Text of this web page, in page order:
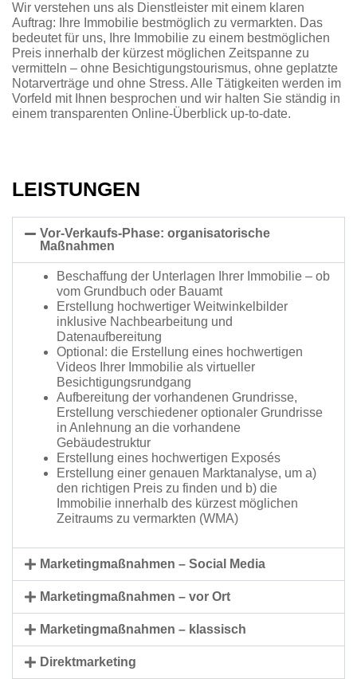
Wir verstehen uns als Dienstleister mit einem klaren
Auftrag: Ihre Immobilie bestmöglich zu vermarkten. Das
bedeutet für uns, Ihre Immobilie zu einem bestmöglichen
Preis innerhalb der kürzest möglichen Zeitspanne zu
vermitteln – ohne Besichtigungstourismus, ohne geplatzte
Notarverträge und ohne Stress. Alle Tätigkeiten werden im
Vorfeld mit Ihnen besprochen und wir halten Sie ständig in
einem transparenten Online-Überblick up-to-date.
LEISTUNGEN
Vor-Verkaufs-Phase: organisatorische
Maßnahmen
Beschaffung der Unterlagen Ihrer Immobilie – ob
vom Grundbuch oder Bauamt
Erstellung hochwertiger Weitwinkelbilder
inklusive Nachbearbeitung und
Datenaufbereitung
Optional: die Erstellung eines hochwertigen
Videos Ihrer Immobilie als virtueller
Besichtigungsrundgang
Aufbereitung der vorhandenen Grundrisse,
Erstellung verschiedener optionaler Grundrisse
in Anlehnung an die vorhandene
Gebäudestruktur
Erstellung eines hochwertigen Exposés
Erstellung einer genauen Marktanalyse, um a)
den richtigen Preis zu finden und b) die
Immobilie innerhalb des kürzest möglichen
Zeitraums zu vermarkten (WMA)
Marketingmaßnahmen – Social Media
Marketingmaßnahmen – vor Ort
Marketingmaßnahmen – klassisch
Direktmarketing